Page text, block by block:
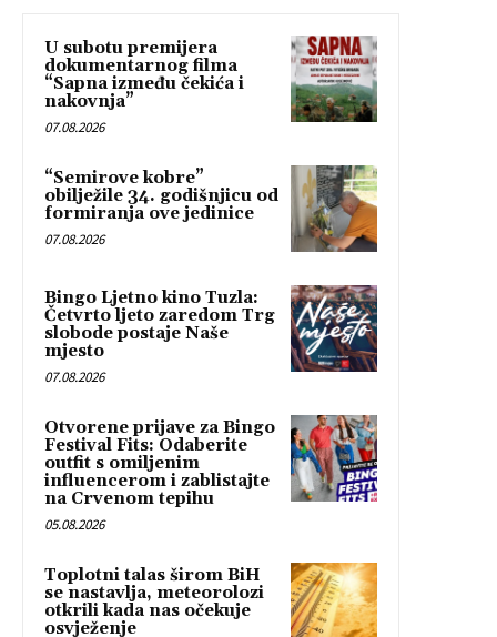
U subotu premijera
dokumentarnog filma
“Sapna između čekića i
nakovnja”
07.08.2026
“Semirove kobre”
obilježile 34. godišnjicu od
formiranja ove jedinice
07.08.2026
Bingo Ljetno kino Tuzla:
Četvrto ljeto zaredom Trg
slobode postaje Naše
mjesto
07.08.2026
Otvorene prijave za Bingo
Festival Fits: Odaberite
outfit s omiljenim
influencerom i zablistajte
na Crvenom tepihu
05.08.2026
Toplotni talas širom BiH
se nastavlja, meteorolozi
otkrili kada nas očekuje
osvježenje